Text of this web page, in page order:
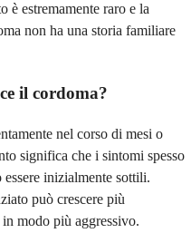
è estremamente raro e la
non ha una storia familiare
il cordoma?
nel corso di mesi o
significa che i sintomi spesso
inizialmente sottili.
può crescere più
modo più aggressivo.